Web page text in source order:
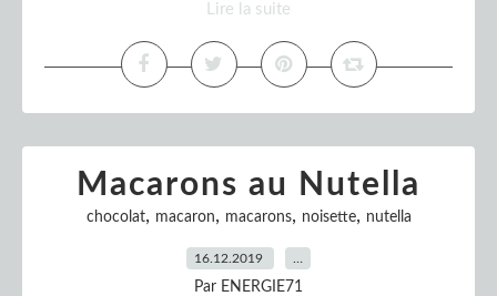
Lire la suite
Macarons au Nutella
chocolat, macaron, macarons, noisette, nutella
16.12.2019
Par ENERGIE71